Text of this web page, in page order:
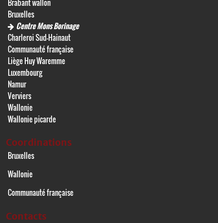
Brabant wallon
Bruxelles
Centre Mons Borinage
Charleroi Sud-Hainaut
Communauté française
Liège Huy Waremme
Luxembourg
Namur
Verviers
Wallonie
Wallonie picarde
Coordinations
Bruxelles
Wallonie
Communauté française
Contacts